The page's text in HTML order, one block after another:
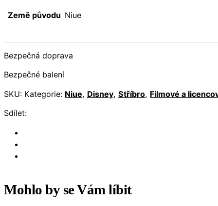
Země původu Niue
Bezpečná doprava
Bezpečné balení
SKU: Kategorie: Niue, Disney, Stříbro, Filmové a
Sdílet:
Mohlo by se Vám líbit